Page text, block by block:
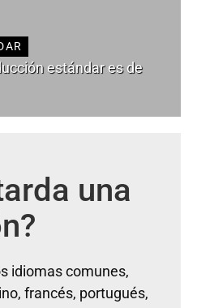
estándar es de
una
idiomas comunes,
francés, portugués,